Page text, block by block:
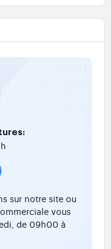
sur notre site ou
vous
de 09h00 à